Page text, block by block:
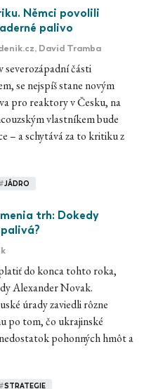
Němci povolili
palivo
, David Tramba
severozápadní části
se nejspíš stane novým
pro reaktory v Česku, na
vlastníkem bude
– a schytává za to kritiku z
#JÁDRO
trh: Dokedy
do konca tohto roka,
Alexander Novak.
úrady zaviedli rôzne
po tom, čo ukrajinské
pohonných hmôt a
#STRATEGIE